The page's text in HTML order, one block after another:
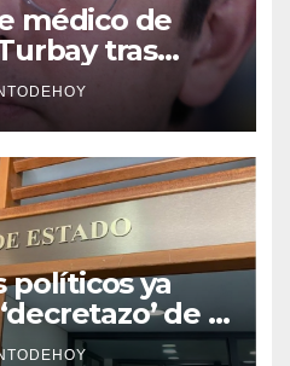
médico de
tras
a la
políticos ya
de la